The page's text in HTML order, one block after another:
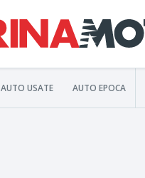
AUTO USATE AUTO EPOCA